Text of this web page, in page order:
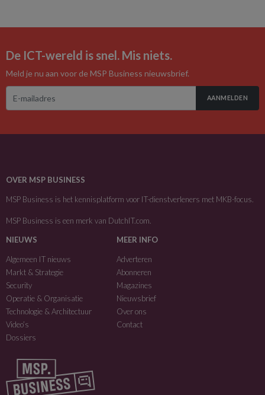
De ICT-wereld is snel. Mis niets.
Meld je nu aan voor de MSP Business nieuwsbrief.
AANMELDEN
OVER MSP BUSINESS
MSP Business is het kennisplatform voor IT-dienstverleners met MKB-focus.
MSP Business is een merk van DutchIT.com.
NIEUWS
Algemeen IT nieuws
Markt & Strategie
Security
Operatie & Organisatie
Technologie & Architectuur
Video’s
Dossiers
MEER INFO
Adverteren
Abonneren
Magazines
Nieuwsbrief
Over ons
Contact